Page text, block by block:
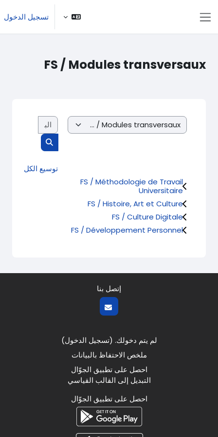
تسجيل الدخول
FS / Modules transversaux
تصنيفات المقررات
البحث في
توسيع الكل
FS / Méthodologie de Travail
Universitaire
FS / Histoire, Art et Culture
FS / Culture Digitale
FS / Développement Personnel
إتصل بنا
لم يتم دخولك. (تسجيل الدخول)
ملخص الاحتفاظ بالبيانات
احصل على تطبيق الجوّال
التبديل إلى القالب القياسي
احصل على تطبيق الجوّال